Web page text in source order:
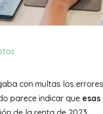
con multas los
parece indicar que esas